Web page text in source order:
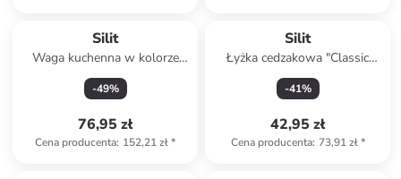
Silit
Waga kuchenna w kolorze
czerwono-czarnym - 25,2 x
15,2 cm
-49%
76,95 zł
Cena producenta: 152,21 zł*
Silit
Łyżka cedzakowa "Classic
Line" w kolorze srebrno-
antracytowym - dł. 33 cm
-41%
42,95 zł
Cena producenta: 73,91 zł*